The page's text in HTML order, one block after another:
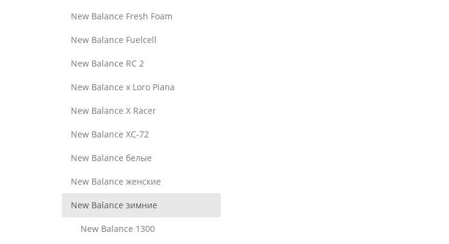
New Balance Fresh Foam
New Balance Fuelcell
New Balance RC 2
New Balance x Loro Piana
New Balance X Racer
New Balance XC-72
New Balance белые
New Balance женские
New Balance зимние
New Balance 1300